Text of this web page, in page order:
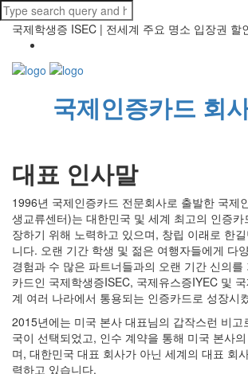
국제학생증 ISEC | 전세계 주요 명소 입장권 할
국제인증카드 회
대표 인사말
1996년 국제인증카드 전문회사로 출발한 국제
생교류센터)는 대한민국 및 세계 최고의 인증카
장하기 위해 노력하고 있으며, 창립 이래로 한
니다. 오랜 기간 학생 및 젊은 여행자들에게 다
경험과 수 많은 파트너들과의 오랜 기간 신의를
카드인 국제학생증ISEC, 국제유스증IYEC 및
계 여러 나라에서 통용되는 인증카드로 성장시
2015년에는 미국 본사 대표님의 갑작스런 비고
국이 선택되었고, 인수 계약을 통해 미국 본사
며, 대한민국 대표 회사가 아닌 세계의 대표 회
력하고 있습니다.